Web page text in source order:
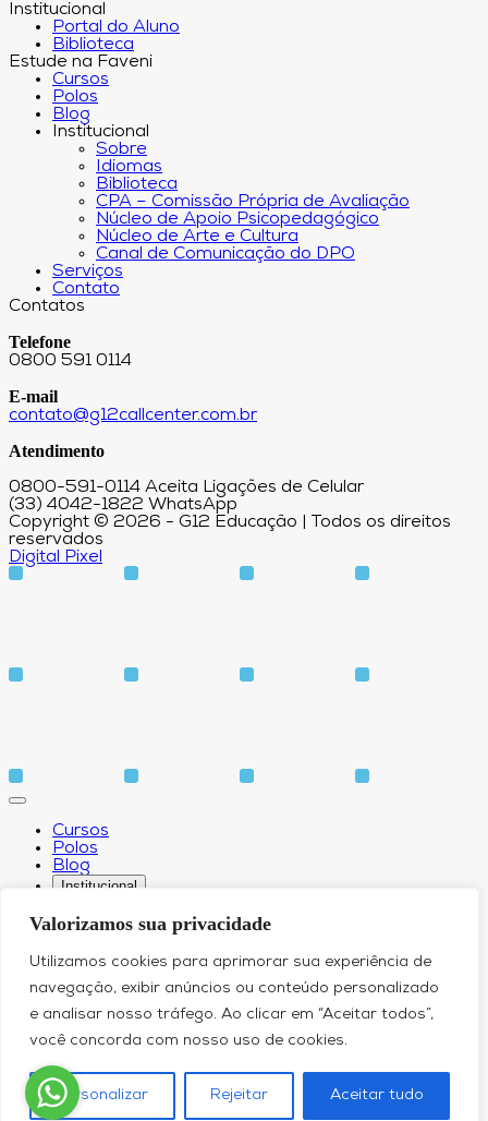
Valorizamos sua privacidade
Utilizamos cookies para aprimorar sua experiência de
navegação, exibir anúncios ou conteúdo personalizado
e analisar nosso tráfego. Ao clicar em “Aceitar todos”,
você concorda com nosso uso de cookies.
Personalizar Rejeitar Aceitar tudo
Institucional
Portal do Aluno
Biblioteca
Estude na Faveni
Cursos
Polos
Blog
Institucional
Sobre
Idiomas
Biblioteca
CPA – Comissão Própria de Avaliação
Núcleo de Apoio Psicopedagógico
Núcleo de Arte e Cultura
Canal de Comunicação do DPO
Serviços
Contato
Contatos
Telefone
0800 591 0114
E-mail
contato@g12callcenter.com.br
Atendimento
0800-591-0114 Aceita Ligações de Celular
(33) 4042-1822 WhatsApp
Copyright © 2026 - G12 Educação | Todos os direitos
reservados
Digital Pixel
Cursos
Polos
Blog
Institucional
Sobre
Biblioteca
CPA – Comissão Própria de Avaliação
Núcleo de Arte e Cultura
Canal de Comunicação do DPO
Serviços